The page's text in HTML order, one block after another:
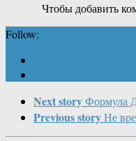
Чтобы добавить
Follow:
Next storyФормула
Previous storyНе